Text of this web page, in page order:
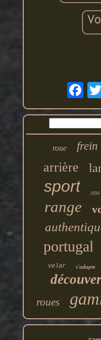
roue frein
arrière
sport l494
range
portugal
velar s'adapte
roues